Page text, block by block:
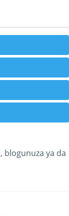
blogunuza ya da